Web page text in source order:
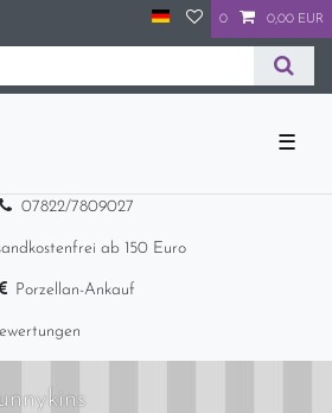
0 0,00 EUR
☰
07822/7809027
ab 150 Euro
Porzellan-Ankauf